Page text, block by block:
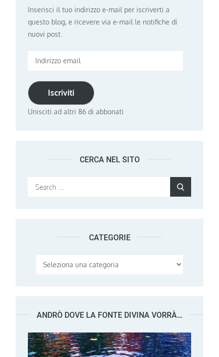
Inserisci il tuo indirizzo e-mail per iscriverti a
questo blog, e ricevere via e-mail le notifiche di
nuovi post.
Indirizzo
Iscriviti
Unisciti ad altri 86 di abbonati
CERCA NEL SITO
Search
CATEGORIE
Categorie
ANDRÒ DOVE LA FONTE DIVINA VORRÀ…